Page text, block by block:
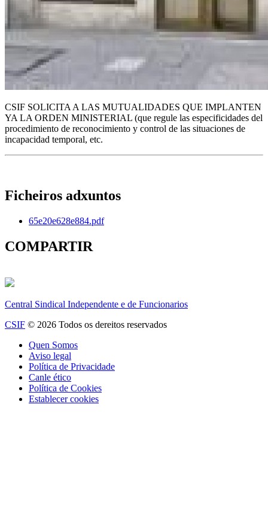
CSIF SOLICITA A LAS MUTUALIDADES QUE IMPLANTEN
YA LA ORDEN MINISTERIAL (que regule las especificidades del
procedimiento de reconocimiento y control de las situaciones de
incapacidad temporal, etc.
Ficheiros adxuntos
65e20e628e884.pdf
COMPARTIR
Central Sindical Independente e de Funcionarios
CSIF © 2026 Todos os dereitos reservados
Quen Somos
Aviso legal
Política de Privacidade
Canle ético
Política de Cookies
Establecer cookies